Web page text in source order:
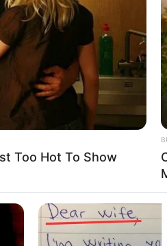
പ്രവര്‍ത്തനം രാജ്യത്തെ
പ്രതിനിധി സഭ ഞായറാഴ്ച
Send
Too Hot To Show